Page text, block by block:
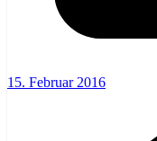
15. Februar 2016